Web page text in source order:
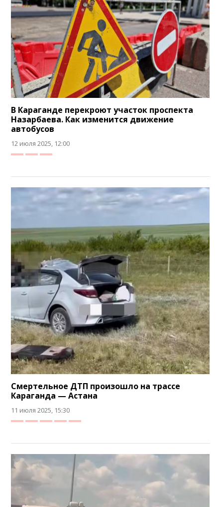
В Караганде перекроют участок проспекта
Назарбаева. Как изменится движение
автобусов
12 июля 2025, 12:00
Смертельное ДТП произошло на трассе
Караганда — Астана
11 июля 2025, 15:30